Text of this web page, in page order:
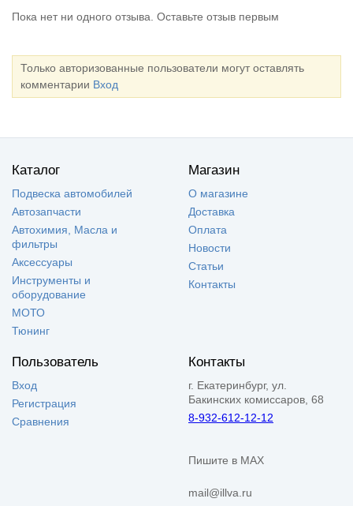
Пока нет ни одного отзыва. Оставьте отзыв первым
Только авторизованные пользователи могут оставлять
комментарии Вход
Каталог
Подвеска автомобилей
Автозапчасти
Автохимия, Масла и
фильтры
Аксессуары
Инструменты и
оборудование
МОТО
Тюнинг
Магазин
О магазине
Доставка
Оплата
Новости
Статьи
Контакты
Пользователь
Вход
Регистрация
Сравнения
Контакты
г. Екатеринбург, ул.
Бакинских комиссаров, 68
8-932-612-12-12
Пишите в MAX
mail@illva.ru